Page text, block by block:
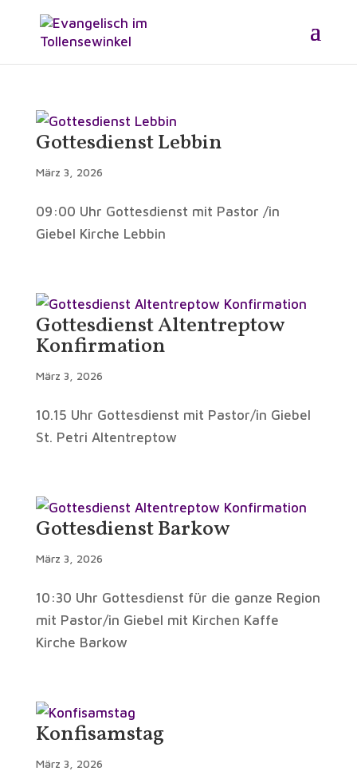
Gottesdienst Lebbin
März 3, 2026
09:00 Uhr Gottesdienst mit Pastor /in
Giebel Kirche Lebbin
Gottesdienst Altentreptow
Konfirmation
März 3, 2026
10.15 Uhr Gottesdienst mit Pastor/in Giebel
St. Petri Altentreptow
Gottesdienst Barkow
März 3, 2026
10:30 Uhr Gottesdienst für die ganze Region
mit Pastor/in Giebel mit Kirchen Kaffe
Kirche Barkow
Konfisamstag
März 3, 2026